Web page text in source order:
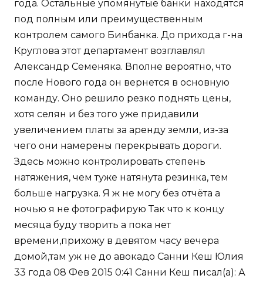
года. Остальные упомянутые банки находятся
под полным или преимущественным
контролем самого Бинбанка. До прихода г-на
Круглова этот департамент возглавлял
Александр Семеняка. Вполне вероятно, что
после Нового года он вернется в основную
команду. Оно решило резко поднять цены,
хотя селян и без того уже придавили
увеличением платы за аренду земли, из-за
чего они намерены перекрывать дороги.
Здесь можно контролировать степень
натяжения, чем туже натянута резинка, тем
больше нагрузка. Я ж не могу без отчёта а
ночью я не фотографирую Так что к концу
месяца буду творить а пока нет
времени,прихожу в девятом часу вечера
домой,там уж не до авокадо Санни Кеш Юлия
33 года 08 Фев 2015 0:41 Санни Кеш писал(а): А